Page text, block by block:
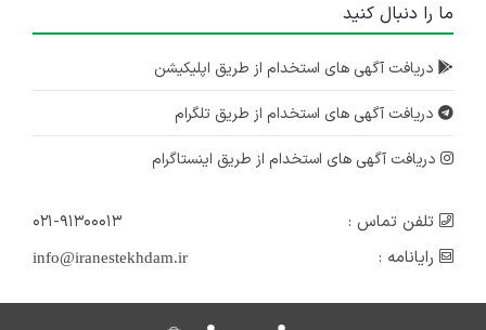
ما را دنبال کنید
دریافت آگهی های استخدام از طریق اپلیکیشن
دریافت آگهی های استخدام از طریق تلگرام
دریافت آگهی های استخدام از طریق اینستاگرام
تلفن تماس :
۰۲۱-۹۱۳۰۰۰۱۳
رایانامه :
info@iranestekhdam.ir